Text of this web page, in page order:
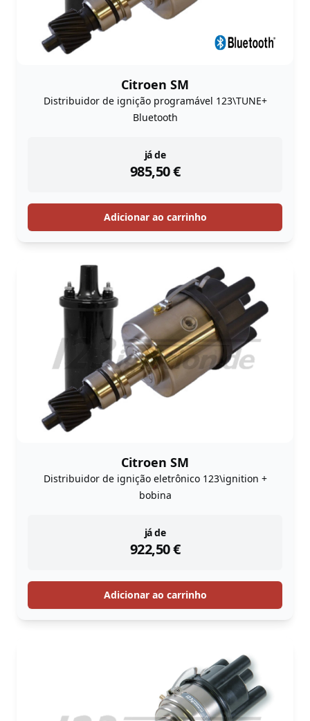
Citroen SM
Distribuidor de ignição programável 123\TUNE+
Bluetooth
já de
985,50€
instock
Adicionar ao carrinho
Citroen SM
Distribuidor de ignição eletrônico 123\ignition +
bobina
já de
922,50€
instock
Adicionar ao carrinho